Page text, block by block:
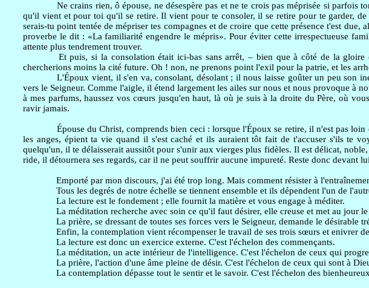
Ne crains rien, ô épouse, ne désespère pas et ne te crois pas méprisée si
qu'il vient et pour toi qu'il se retire. Il vient pour te consoler, il se retire pour te garder,
serais-tu point tentée de mépriser tes compagnes et de croire que cette présence t'est
proverbe le dit : «La familiarité engendre le mépris». Pour éviter cette irrespectueuse
attente plus tendrement trouver.
Et puis, si la consolation était ici-bas sans arrêt, – bien que à côté de la
chercherions moins la cité future. Oh ! non, ne prenons point l'exil pour la patrie, et les
L'Époux vient, il s'en va, consolant, désolant ; il nous laisse goûter un peu son
vers le Seigneur. Comme l'aigle, il étend largement les ailes sur nous et nous provoque à
à mes parfums, haussez vos cœurs jusqu'en haut, là où je suis à la droite du Père, où
ravir jamais.
Épouse du Christ, comprends bien ceci : lorsque l'Époux se retire, il n'est pas
les anges, épient ta vie quand il s'est caché et ils auraient tôt fait de t'accuser s'ils te
quelqu'un, il te délaisserait aussitôt pour s'unir aux vierges plus fidèles. Il est délicat,
ride, il détournera ses regards, car il ne peut souffrir aucune impureté. Reste donc devant
Emporté par mon discours, j'ai été trop long. Mais comment résister à
Tous les degrés de notre échelle se tiennent ensemble et ils dépendent l'un de
La lecture est le fondement ; elle fournit la matière et vous engage à méditer.
La méditation recherche avec soin ce qu'il faut désirer, elle creuse et met au jour
La prière, se dressant de toutes ses forces vers le Seigneur, demande le désirable
Enfin, la contemplation vient récompenser le travail de ses trois sœurs et enivrer
La lecture est donc un exercice externe. C'est l'échelon des commençants.
La méditation, un acte intérieur de l'intelligence. C'est l'échelon de ceux qui
La prière, l'action d'une âme pleine de désir. C'est l'échelon de ceux qui sont à
La contemplation dépasse tout le sentir et le savoir. C'est l'échelon des